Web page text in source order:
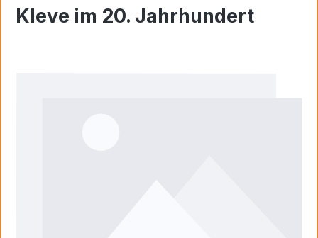
Kleve im 20. Jahrhundert